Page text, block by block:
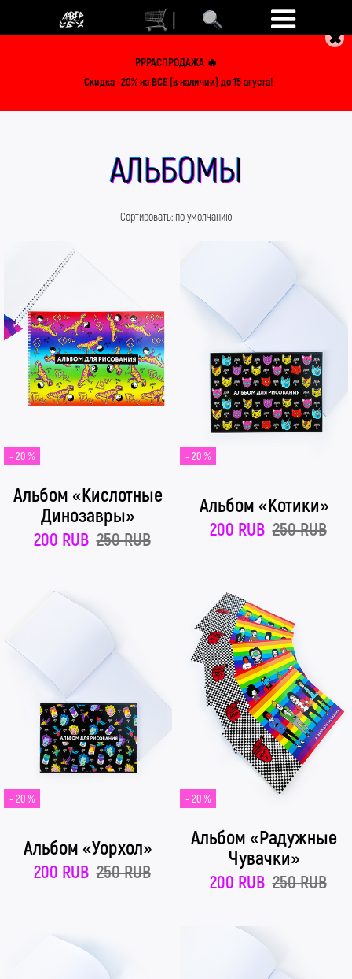
|
РРРАСПРОДАЖА 🔥
Скидка -20% на ВСЕ (в наличии) до 15 агуста!
✖
АЛЬБОМЫ
Сортировать: по умолчанию
- 20 %
Альбом «Кислотные
Динозавры»
200 RUB 250 RUB
- 20 %
Альбом «Котики»
200 RUB 250 RUB
- 20 %
Альбом «Уорхол»
200 RUB 250 RUB
- 20 %
Альбом «Радужные
Чувачки»
200 RUB 250 RUB